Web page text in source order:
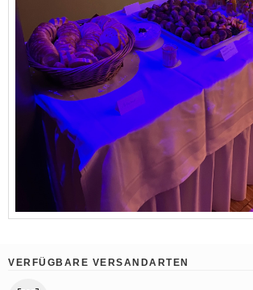
VERFÜGBARE VERSANDARTEN